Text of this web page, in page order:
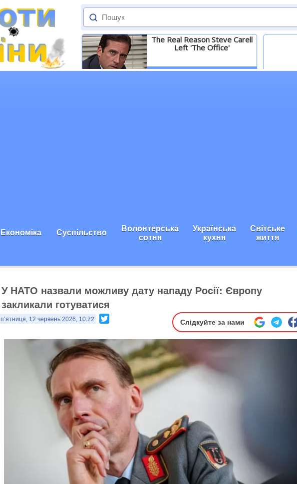
The Real Reason Steve Carell
Left 'The Office'
Детальніше
Економіка Суспільство Волонтерська
сотня
Українська
кухня
Світське
життя
У НАТО назвали можливу дату нападу Росії: Європу
закликали готуватися
п’ятниця, 12 червень 2026, 10:22 Слідкуйте за нами